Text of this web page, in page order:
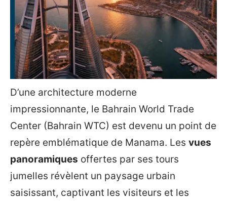
D’une architecture moderne
impressionnante, le Bahrain World Trade
Center (Bahrain WTC) est devenu un point de
repère emblématique de Manama. Les vues
panoramiques offertes par ses tours
jumelles révèlent un paysage urbain
saisissant, captivant les visiteurs et les